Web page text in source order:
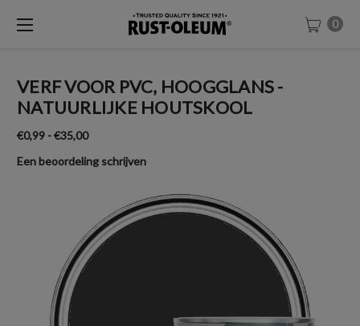
0
VERF VOOR PVC, HOOGGLANS -
NATUURLIJKE HOUTSKOOL
€0,99 - €35,00
Een beoordeling schrijven